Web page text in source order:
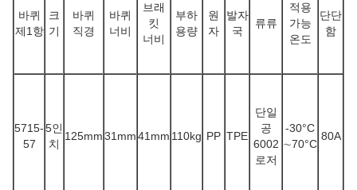
바퀴
제1항
크
기
바퀴
직경
바퀴
너비
브래
킷
너비
부하
용량
원
자
발자
국
류류
적용
가능
온도
단단
함
5715-
57
5인
치
125mm31mm41mm 110kg PP TPE
단일
공
6002
로저
-30°C
∼70°C
80A